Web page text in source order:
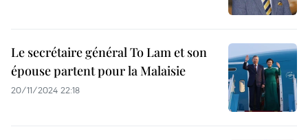
Le secrétaire général To Lam et son
épouse partent pour la Malaisie
20/11/2024 22:18